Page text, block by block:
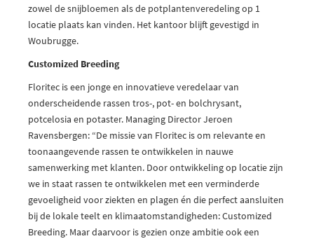
zowel de snijbloemen als de potplantenveredeling op 1
locatie plaats kan vinden. Het kantoor blijft gevestigd in
Woubrugge.
Customized Breeding
Floritec is een jonge en innovatieve veredelaar van
onderscheidende rassen tros-, pot- en bolchrysant,
potcelosia en potaster. Managing Director Jeroen
Ravensbergen: “De missie van Floritec is om relevante en
toonaangevende rassen te ontwikkelen in nauwe
samenwerking met klanten. Door ontwikkeling op locatie zijn
we in staat rassen te ontwikkelen met een verminderde
gevoeligheid voor ziekten en plagen én die perfect aansluiten
bij de lokale teelt en klimaatomstandigheden: Customized
Breeding. Maar daarvoor is gezien onze ambitie ook een